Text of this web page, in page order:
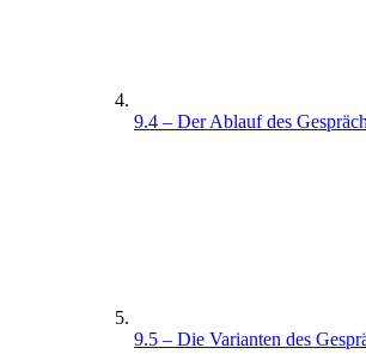
9.4 – Der Ablauf des
9.5 – Die Varianten des